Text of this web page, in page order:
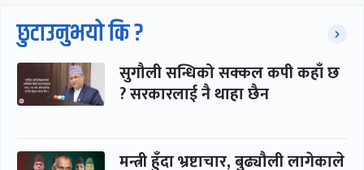
छुटाउनुभयो कि ?
सुगौली सन्धिको सक्कल कपी कहाँ छ
? सरकारलाई नै थाहा छैन
मन्त्री हुँदा भ्रष्टाचार, बुढ्यौली लागेकाले